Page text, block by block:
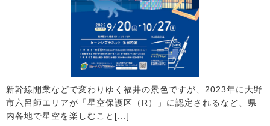
新幹線開業などで変わりゆく福井の景色ですが、2023年に大野
市六呂師エリアが「星空保護区（R）」に認定されるなど、県
内各地で星空を楽しむこと[...]